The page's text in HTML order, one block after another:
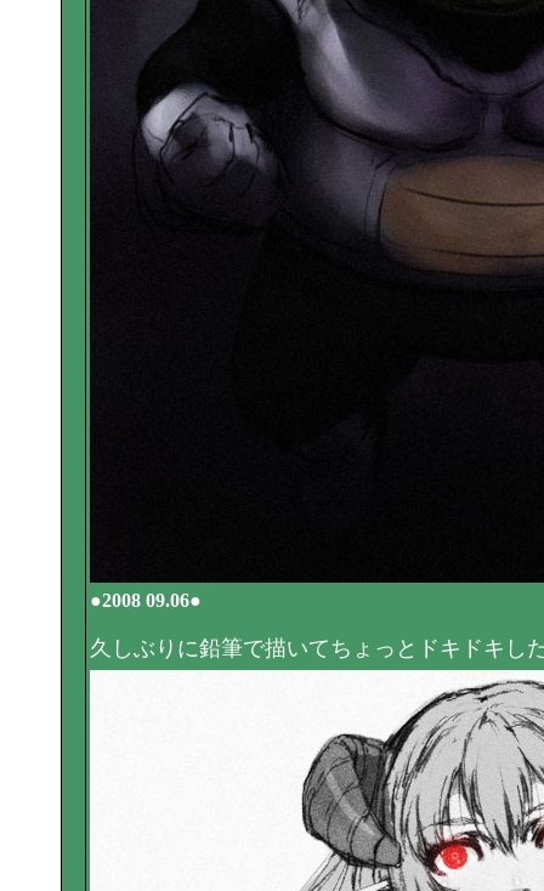
●2008 09.06●
久しぶりに鉛筆で描いてちょっとドキドキし